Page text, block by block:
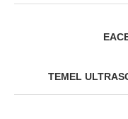
TEMEL